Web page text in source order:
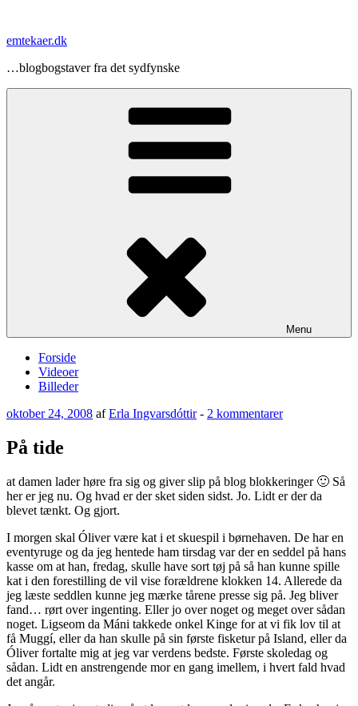
indhold
emtekaer.dk
…blogbogstaver fra det sydfynske
Menu
Forside
Videoer
Billeder
Udgivet
oktober 24, 2008 afErla Ingvarsdóttir- 2 kommentarertil
På tide
at damen lader høre fra sig og giver slip på blog blokkeringer 🙂 Så
her er jeg nu. Og hvad er der sket siden sidst. Jo. Lidt er der da
blevet tænkt. Og gjort.
I morgen skal Óliver være kat i et skuespil i børnehaven. De har en
eventyruge og da jeg hentede ham tirsdag var der en seddel på hans
kasse om at han, fredag, skulle have sort tøj på så han kunne spille
kat i den forestilling de vil vise forældrene klokken 14. Allerede da
jeg læste seddlen kunne jeg mærke tårene presse sig på. Jeg bliver
fand… rørt over ingenting. Eller jo over noget og meget over sådan
noget. Ligseom da Máni takkede onkel Kinge for at vi fik lov til at
få Muggí, eller da han skulle på sin første fisketur på Island, eller da
Óliver fortalte mig at jeg var verdens bedste. Første skoledag og
sådan. Lidt en anstrengende mor en gang imellem, i hvert fald hvad
det angår.